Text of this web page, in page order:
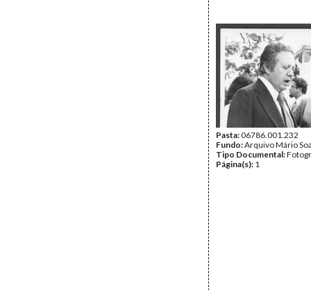
Pasta:06786.001.232
Fundo:Arquivo Mário
Tipo Documental:
Página(s): 1